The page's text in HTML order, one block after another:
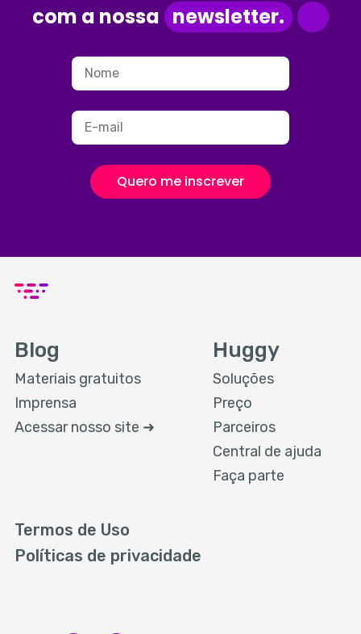
com a nossa newsletter.
Quero me inscrever
Blog
Materiais gratuitos
Imprensa
Acessar nosso site ➜
Huggy
Soluções
Preço
Parceiros
Central de ajuda
Faça parte
Termos de Uso
Políticas de privacidade